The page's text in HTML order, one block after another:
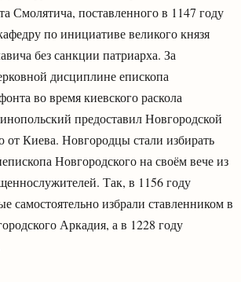
Смолятича, поставленного в 1147 году
по инициативе великого князя
без санкции патриарха. За
дисциплине епископа
во время киевского раскола
предоставил Новгородской
от Киева. Новгородцы стали избирать
Новгородского на своём вече из
Так, в 1156 году
самостоятельно избрали ставленником в
Аркадия, а в 1228 году